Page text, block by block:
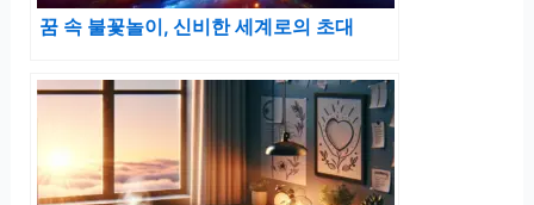
꿈 속 불꽃놀이, 신비한 세계로의 초대